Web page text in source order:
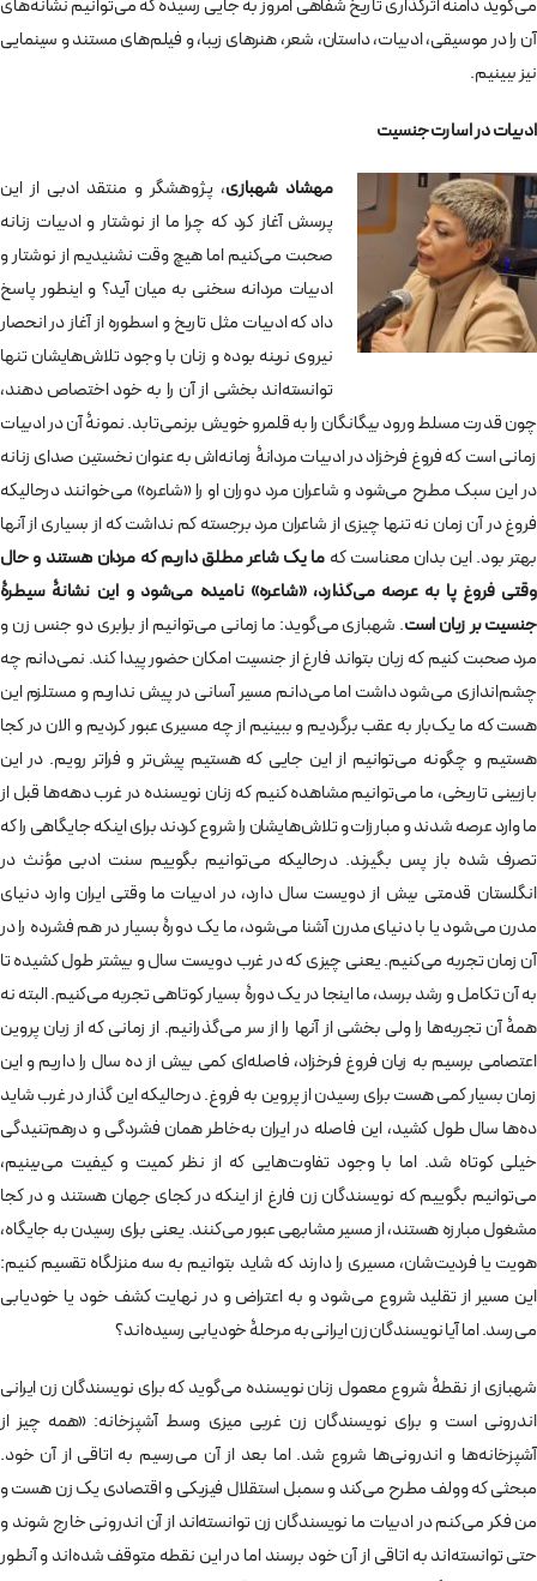
می‌گوید دامنۀ اثرگذاری تاریخ شفاهی امروز به جایی رسیده که می‌توانیم نشانه‌های
آن را در موسیقی، ادبیات، داستان، شعر، هنرهای زیبا، و فیلم‌های مستند و سینمایی
نیز ببینیم.
ادبیات در اسارت جنسیت
مهشاد شهبازی، پژوهشگر و منتقد ادبی از این
پرسش آغاز کرد که چرا ما از نوشتار و ادبیات زنانه
صحبت می‌کنیم اما هیچ وقت نشنیدیم از نوشتار و
ادبیات مردانه سخنی به میان آید؟ و اینطور پاسخ
داد که ادبیات مثل تاریخ و اسطوره از آغاز در انحصار
نیروی نرینه بوده و زنان با وجود تلاش‌هایشان تنها
توانسته‌اند بخشی از آن را به خود اختصاص دهند،
چون قدرت مسلط ورود بیگانگان را به قلمرو خویش برنمی‌تابد. نمونۀ آن در ادبیات
زمانی است که فروغ فرخزاد در ادبیات مردانۀ زمانه‌اش به عنوان نخستین صدای زنانه
در این سبک مطرح می‌شود و شاعران مرد دوران او را «شاعره» می‌خوانند درحالیکه
فروغ در آن زمان نه تنها چیزی از شاعران مرد برجسته کم نداشت که از بسیاری از آنها
بهتر بود. این بدان معناست که ما یک شاعر مطلق داریم که مردان هستند و حال
وقتی فروغ پا به عرصه می‌گذارد، «شاعره» نامیده می‌شود و این نشانۀ سیطرۀ
جنسیت بر زبان است. شهبازی می‌گوید: ما زمانی می‌توانیم از برابری دو جنس زن و
مرد صحبت کنیم که زبان بتواند فارغ از جنسیت امکان حضور پیدا کند. نمی‌دانم چه
چشم‌اندازی می‌شود داشت اما می‌دانم مسیر آسانی در پیش نداریم و مستلزم این
هست که ما یک‌بار به عقب برگردیم و ببینیم از چه مسیری عبور کردیم و الان در کجا
هستیم و چگونه می‌توانیم از این جایی که هستیم پیش‌تر و فراتر رویم. در این
بازبینی تاریخی، ما می‌توانیم مشاهده کنیم که زنان نویسنده در غرب دهه‌ها قبل از
ما وارد عرصه شدند و مبارزات و تلاش‌هایشان را شروع کردند برای اینکه جایگاهی را که
تصرف شده باز پس بگیرند. درحالیکه می‌توانیم بگوییم سنت ادبی مؤنث در
انگلستان قدمتی بیش از دویست سال دارد، در ادبیات ما وقتی ایران وارد دنیای
مدرن می‌شود یا با دنیای مدرن آشنا می‌شود، ما یک دورۀ بسیار در هم فشرده را در
آن زمان تجربه می‌کنیم. یعنی چیزی که در غرب دویست سال و بیشتر طول کشیده تا
به آن تکامل و رشد برسد، ما اینجا در یک دورۀ بسیار کوتاهی تجربه می‌کنیم. البته نه
همۀ آن تجربه‌ها را ولی بخشی از آنها را از سر می‌گذرانیم. از زمانی که از زبان پروین
اعتصامی برسیم به زبان فروغ فرخزاد، فاصله‌ای کمی بیش از ده سال را داریم و این
زمان بسیار کمی هست برای رسیدن از پروین به فروغ. درحالیکه این گذار در غرب شاید
ده‌ها سال طول کشید، این فاصله در ایران به‌خاطر همان فشردگی و درهم‌تنیدگی
خیلی کوتاه شد. اما با وجود تفاوت‌هایی که از نظر کمیت و کیفیت می‌بینیم،
می‌توانیم بگوییم که نویسندگان زن فارغ از اینکه در کجای جهان هستند و در کجا
مشغول مبارزه هستند، از مسیر مشابهی عبور می‌کنند. یعنی برای رسیدن به جایگاه،
هویت یا فردیت‌شان، مسیری را دارند که شاید بتوانیم به سه منزلگاه تقسیم کنیم:
این مسیر از تقلید شروع می‌شود و به اعتراض و در نهایت کشف خود یا خودیابی
می‌رسد. اما آیا نویسندگان زن ایرانی به مرحلۀ خودیابی رسیده‌اند؟
شهبازی از نقطۀ شروع معمول زنان نویسنده می‌گوید که برای نویسندگان زن ایرانی
اندرونی است و برای نویسندگان زن غربی میزی وسط آشپزخانه: «همه چیز از
آشپزخانه‌ها و اندرونی‌ها شروع شد. اما بعد از آن می‌رسیم به اتاقی از آن خود.
مبحثی که وولف مطرح می‌کند و سمبل استقلال فیزیکی و اقتصادی یک زن هست و
من فکر می‌کنم در ادبیات ما نویسندگان زن توانسته‌اند از آن اندرونی خارج شوند و
حتی توانسته‌اند به اتاقی از آن خود برسند اما در این نقطه متوقف شده‌اند و آنطور